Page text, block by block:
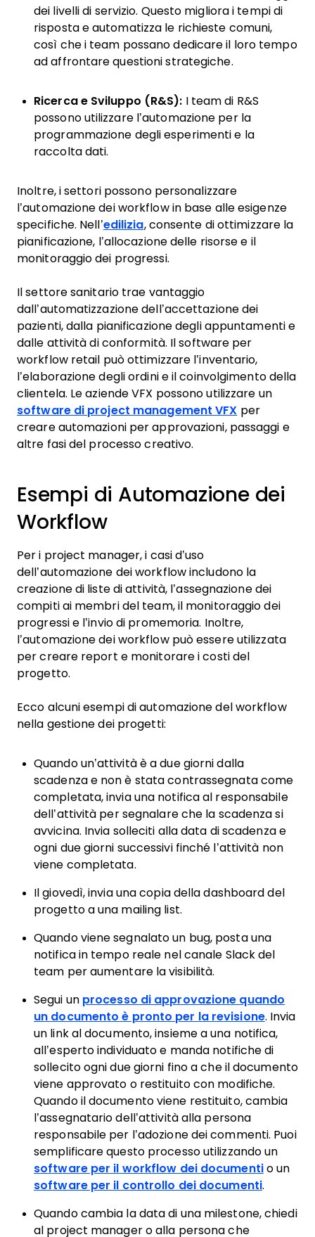
dei livelli di servizio. Questo migliora i tempi di
risposta e automatizza le richieste comuni,
così che i team possano dedicare il loro tempo
ad affrontare questioni strategiche.
Ricerca e Sviluppo (R&S): I team di R&S
possono utilizzare l’automazione per la
programmazione degli esperimenti e la
raccolta dati.
Inoltre, i settori possono personalizzare
l’automazione dei workflow in base alle esigenze
specifiche. Nell’edilizia, consente di ottimizzare la
pianificazione, l’allocazione delle risorse e il
monitoraggio dei progressi.
Il settore sanitario trae vantaggio
dall’automatizzazione dell’accettazione dei
pazienti, dalla pianificazione degli appuntamenti e
dalle attività di conformità. Il software per
workflow retail può ottimizzare l’inventario,
l’elaborazione degli ordini e il coinvolgimento della
clientela. Le aziende VFX possono utilizzare un
software di project management VFX per
creare automazioni per approvazioni, passaggi e
altre fasi del processo creativo.
Esempi di Automazione dei
Workflow
Per i project manager, i casi d’uso
dell’automazione dei workflow includono la
creazione di liste di attività, l’assegnazione dei
compiti ai membri del team, il monitoraggio dei
progressi e l’invio di promemoria. Inoltre,
l’automazione dei workflow può essere utilizzata
per creare report e monitorare i costi del
progetto.
Ecco alcuni esempi di automazione del workflow
nella gestione dei progetti:
Quando un’attività è a due giorni dalla
scadenza e non è stata contrassegnata come
completata, invia una notifica al responsabile
dell’attività per segnalare che la scadenza si
avvicina. Invia solleciti alla data di scadenza e
ogni due giorni successivi finché l’attività non
viene completata.
Il giovedì, invia una copia della dashboard del
progetto a una mailing list.
Quando viene segnalato un bug, posta una
notifica in tempo reale nel canale Slack del
team per aumentare la visibilità.
Segui un processo di approvazione quando
un documento è pronto per la revisione. Invia
un link al documento, insieme a una notifica,
all’esperto individuato e manda notifiche di
sollecito ogni due giorni fino a che il documento
viene approvato o restituito con modifiche.
Quando il documento viene restituito, cambia
l’assegnatario dell’attività alla persona
responsabile per l’adozione dei commenti. Puoi
semplificare questo processo utilizzando un
software per il workflow dei documentio un
software per il controllo dei documenti.
Quando cambia la data di una milestone, chiedi
al project manager o alla persona che